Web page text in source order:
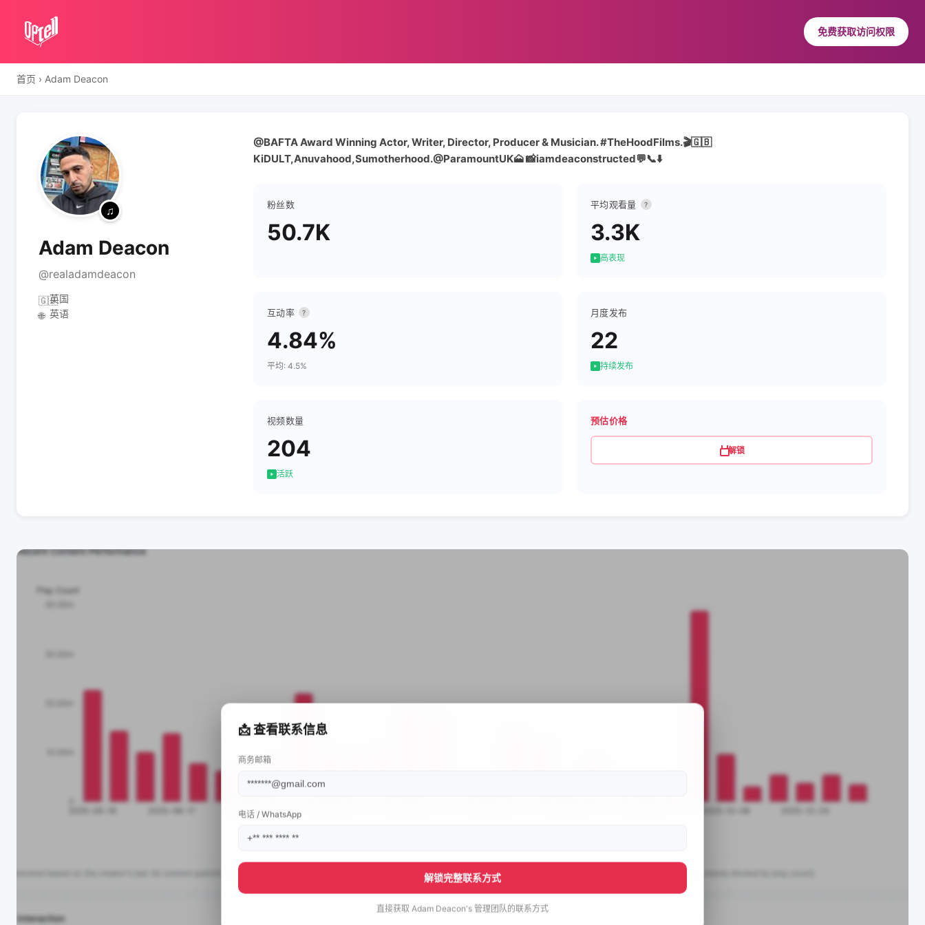
免费获取访问权限
首页 › Adam Deacon
Adam Deacon
@realadamdeacon
🇬🇧英国
🌐 英语
@BAFTA Award Winning Actor, Writer, Director, Producer & Musician. #TheHoodFilms.🎬🇬🇧
KiDULT,Anuvahood,Sumotherhood.@ParamountUK🗻 📸iamdeaconstructed💬📞⬇️
粉丝数
50.7K
平均观看量 ?
3.3K
高表现
互动率 ?
4.84%
平均: 4.5%
月度发布
22
持续发布
视频数量
204
活跃
预估价格
解锁
📩 查看联系信息
商务邮箱
电话 / WhatsApp
解锁完整联系方式
直接获取 Adam Deacon's 管理团队的联系方式